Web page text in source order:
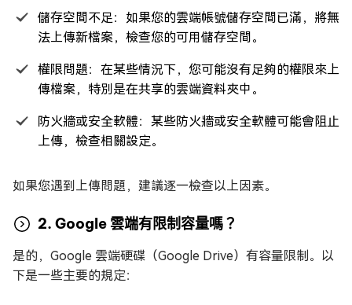
儲存空間不足：如果您的雲端帳號儲存空間已滿，將無
法上傳新檔案，檢查您的可用儲存空間。
權限問題：在某些情況下，您可能沒有足夠的權限來上
傳檔案，特別是在共享的雲端資料夾中。
防火牆或安全軟體：某些防火牆或安全軟體可能會阻止
上傳，檢查相關設定。
如果您遇到上傳問題，建議逐一檢查以上因素。
2. Google 雲端有限制容量嗎？
是的，Google 雲端硬碟（Google Drive）有容量限制。以
下是一些主要的規定：